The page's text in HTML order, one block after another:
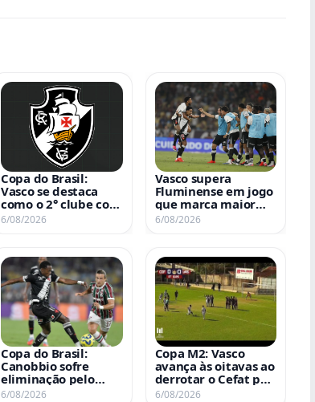
Copa do Brasil:
Vasco se destaca
como o 2° clube com
mais vitórias fora de
6/08/2026
Vasco supera
Fluminense em jogo
que marca maior
público da Copa do
6/08/2026
Copa do Brasil:
Canobbio sofre
eliminação pelo
Vasco pela terceira
6/08/2026
Copa M2: Vasco
avança às oitavas ao
derrotar o Cefat por
1 a 0
6/08/2026